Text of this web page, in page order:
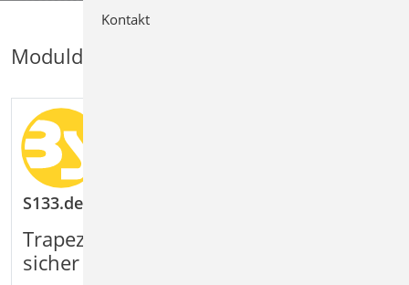
Moduldetails
S133.de Stahl-Trapezprofile quer zur
Trapezprofile quer zur Dachneigung
sicher berechnen und nachweisen
Kontakt